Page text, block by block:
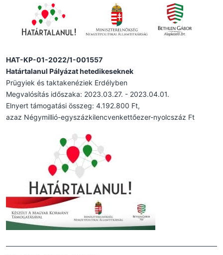
HAT-KP-01-2022/1-001557
Határtalanul Pályázat hetedikeseknek
Prügyiek és taktakenéziek Erdélyben
Megvalósítás időszaka: 2023.03.27. - 2023.04.01.
Elnyert támogatási összeg: 4.192.800 Ft,
azaz Négymillió-egyszázkilencvenkettőezer-nyolcszáz Ft